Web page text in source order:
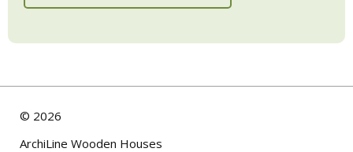
© 2026
ArchiLine Wooden Houses